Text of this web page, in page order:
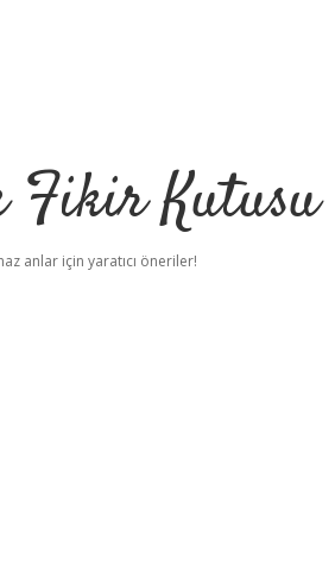
Kutusu
anlar için yaratıcı öneriler!